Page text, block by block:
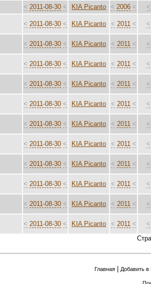
< 2011-08-30 < KIA Picanto < 2006 < <
< 2011-08-30 < KIA Picanto < 2011 < <
< 2011-08-30 < KIA Picanto < 2011 < <
< 2011-08-30 < KIA Picanto < 2011 < <
< 2011-08-30 < KIA Picanto < 2011 < <
< 2011-08-30 < KIA Picanto < 2011 < <
< 2011-08-30 < KIA Picanto < 2011 < <
< 2011-08-30 < KIA Picanto < 2011 < <
< 2011-08-30 < KIA Picanto < 2011 < <
< 2011-08-30 < KIA Picanto < 2011 < <
< 2011-08-30 < KIA Picanto < 2011 < <
< 2011-08-30 < KIA Picanto < 2011 <
<
Главная Добавить в